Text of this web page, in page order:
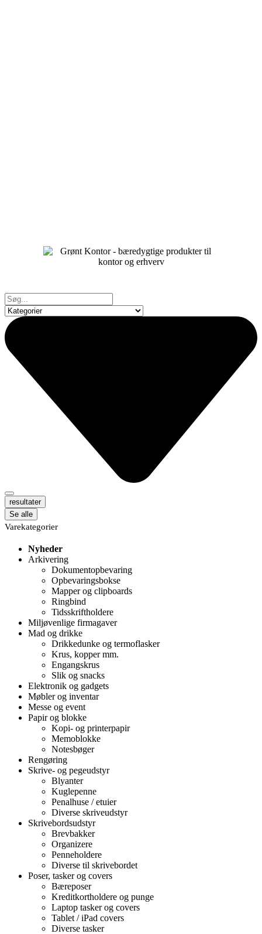
resultater
Se alle
Varekategorier
Nyheder
Arkivering
Dokumentopbevaring
Opbevaringsbokse
Mapper og clipboards
Ringbind
Tidsskriftholdere
Miljøvenlige firmagaver
Mad og drikke
Drikkedunke og termoflasker
Krus, kopper mm.
Engangskrus
Slik og snacks
Elektronik og gadgets
Møbler og inventar
Messe og event
Papir og blokke
Kopi- og printerpapir
Memoblokke
Notesbøger
Rengøring
Skrive- og pegeudstyr
Blyanter
Kuglepenne
Penalhuse / etuier
Diverse skriveudstyr
Skrivebordsudstyr
Brevbakker
Organizere
Penneholdere
Diverse til skrivebordet
Poser, tasker og covers
Bæreposer
Kreditkortholdere og punge
Laptop tasker og covers
Tablet / iPad covers
Diverse tasker